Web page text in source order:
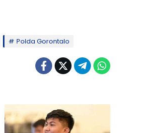
Polda Gorontalo